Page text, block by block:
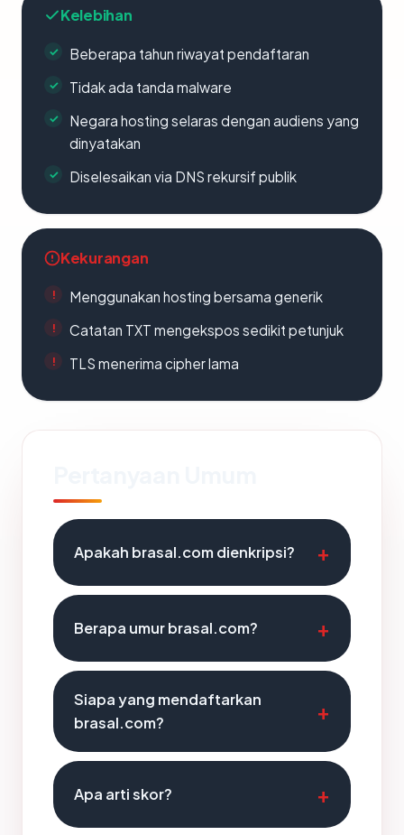
Kelebihan
Beberapa tahun riwayat pendaftaran
Tidak ada tanda malware
Negara hosting selaras dengan audiens yang
dinyatakan
Diselesaikan via DNS rekursif publik
Kekurangan
Menggunakan hosting bersama generik
Catatan TXT mengekspos sedikit petunjuk
TLS menerima cipher lama
Apakah brasal.com dienkripsi?
Berapa umur brasal.com?
Siapa yang mendaftarkan
brasal.com?
Apa arti skor?